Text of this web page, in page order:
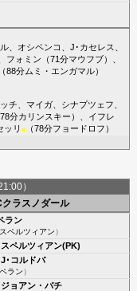
、 オシペンコ J･カセレス
フォミン （71分マウフブ）、
（88分ムミ・エンガマル）
チ マイガ、 シナプツェフ
78分カリンスキー ）、 イフレ
ッリ ■（78分フョードロフ ）
）
クラスノダール
ラン
スペルツィアン）
スペルツィアン(PK)
J･コルドバ
ペラン）
ジョアン・バチ